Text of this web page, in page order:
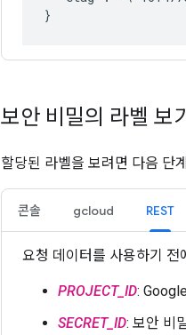
보안 비밀의 라벨 보기
할당된 라벨을 보려면 다음 단
콘솔 gcloud REST
요청 데이터를 사용하기 전
PROJECT_ID:
SECRET_ID: 보안 비